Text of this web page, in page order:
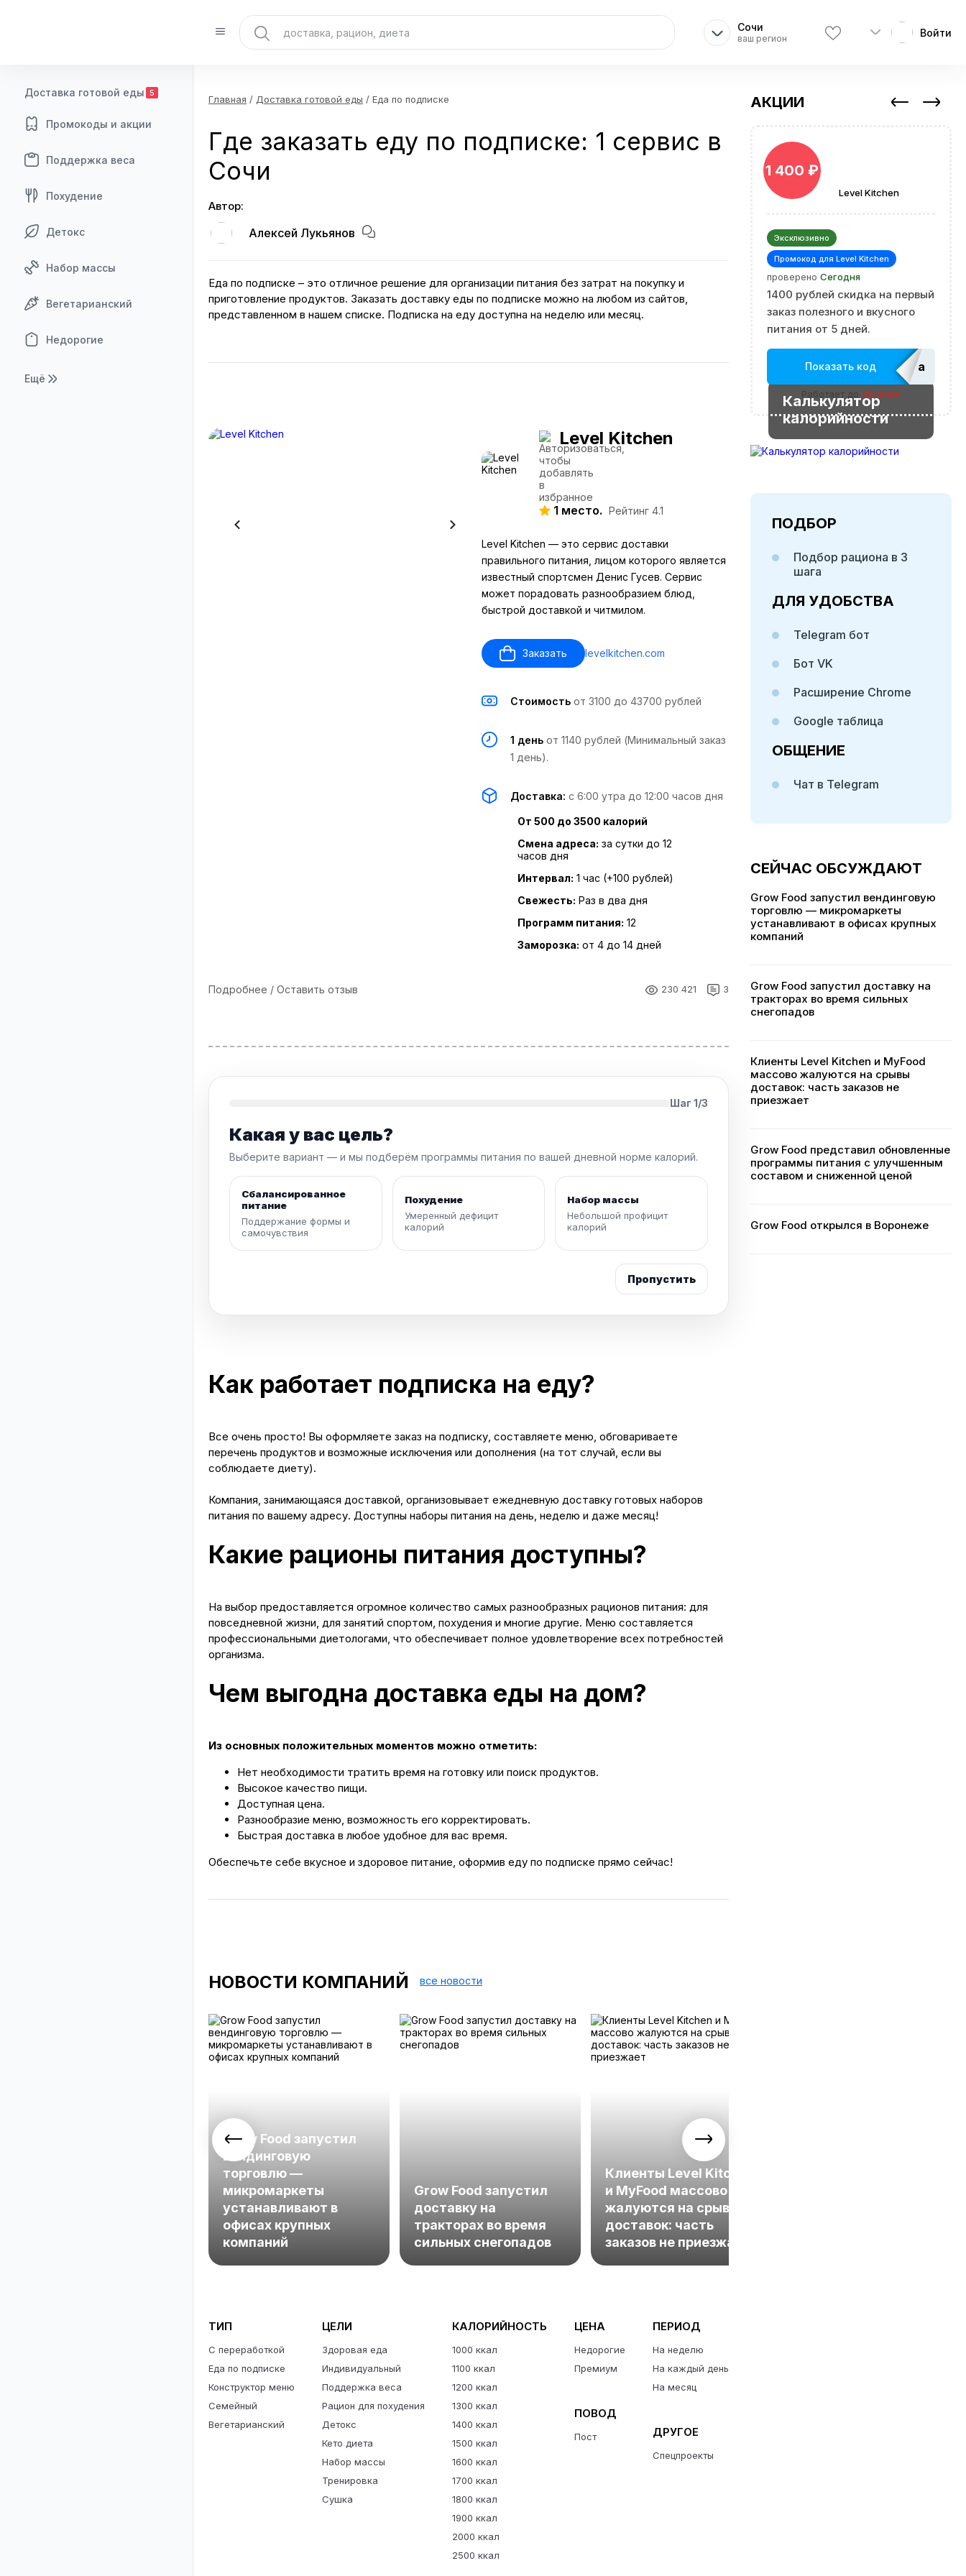
Сочи
ваш регион Войти
Доставка готовой еды 5
Промокоды и акции
Поддержка веса
Похудение
Детокс
Набор массы
Вегетарианский
Недорогие
Ещё
Главная / Доставка готовой еды / Еда по подписке
Где заказать еду по подписке: 1 сервис в
Сочи
Автор:
Алексей Лукьянов
Еда по подписке – это отличное решение для организации питания без затрат на покупку и
приготовление продуктов. Заказать доставку еды по подписке можно на любом из сайтов,
представленном в нашем списке. Подписка на еду доступна на неделю или месяц.
Level Kitchen
1 место. Рейтинг 4.1
Level Kitchen — это сервис доставки
правильного питания, лицом которого является
известный спортсмен Денис Гусев. Сервис
может порадовать разнообразием блюд,
быстрой доставкой и читмилом.
Заказать levelkitchen.com
Стоимость от 3100 до 43700 рублей
1 день от 1140 рублей (Минимальный заказ
1 день).
Доставка: с 6:00 утра до 12:00 часов дня
От 500 до 3500 калорий
Смена адреса: за сутки до 12
часов дня
Интервал: 1 час (+100 рублей)
Свежесть: Раз в два дня
Программ питания: 12
Заморозка: от 4 до 14 дней
Подробнее / Оставить отзыв 230 421 3
Шаг 1/3
Какая у вас цель?
Выберите вариант — и мы подберём программы питания по вашей дневной норме калорий.
Сбалансированное
питание
Поддержание формы и
самочувствия
Похудение
Умеренный дефицит
калорий
Набор массы
Небольшой профицит
калорий
Пропустить
Как работает подписка на еду?
Все очень просто! Вы оформляете заказ на подписку, составляете меню, обговариваете
перечень продуктов и возможные исключения или дополнения (на тот случай, если вы
соблюдаете диету).
Компания, занимающаяся доставкой, организовывает ежедневную доставку готовых наборов
питания по вашему адресу. Доступны наборы питания на день, неделю и даже месяц!
Какие рационы питания доступны?
На выбор предоставляется огромное количество самых разнообразных рационов питания: для
повседневной жизни, для занятий спортом, похудения и многие другие. Меню составляется
профессиональными диетологами, что обеспечивает полное удовлетворение всех потребностей
организма.
Чем выгодна доставка еды на дом?
Из основных положительных моментов можно отметить:
Нет необходимости тратить время на готовку или поиск продуктов.
Высокое качество пищи.
Доступная цена.
Разнообразие меню, возможность его корректировать.
Быстрая доставка в любое удобное для вас время.
Обеспечьте себе вкусное и здоровое питание, оформив еду по подписке прямо сейчас!
НОВОСТИ КОМПАНИЙ все новости
Grow Food запустил
вендинговую
торговлю —
микромаркеты
устанавливают в
офисах крупных
компаний
Grow Food запустил
доставку на
тракторах во время
сильных снегопадов
Клиенты Level Kitchen
и MyFood массово
жалуются на срывы
доставок: часть
заказов не приезжает
ТИП
С переработкой
Еда по подписке
Конструктор меню
Семейный
Вегетарианский
ЦЕЛИ
Здоровая еда
Индивидуальный
Поддержка веса
Рацион для похудения
Детокс
Кето диета
Набор массы
Тренировка
Сушка
КАЛОРИЙНОСТЬ
1000 ккал
1100 ккал
1200 ккал
1300 ккал
1400 ккал
1500 ккал
1600 ккал
1700 ккал
1800 ккал
1900 ккал
2000 ккал
2500 ккал
ЦЕНА
Недорогие
Премиум
ПОВОД
Пост
ПЕРИОД
На неделю
На каждый день
На месяц
ДРУГОЕ
Спецпроекты
АКЦИИ
Level Kitchen
1 400 ₽
Эксклюзивно
Промокод для Level Kitchen
проверено Сегодня
1400 рублей скидка на первый
заказ полезного и вкусного
питания от 5 дней.
Показать код
Работает до 30 июня
Калькулятор
калорийности
ПОДБОР
Подбор рациона в 3
шага
ДЛЯ УДОБСТВА
Telegram бот
Бот VK
Расширение Chrome
Google таблица
ОБЩЕНИЕ
Чат в Telegram
СЕЙЧАС ОБСУЖДАЮТ
Grow Food запустил вендинговую
торговлю — микромаркеты
устанавливают в офисах крупных
компаний
Grow Food запустил доставку на
тракторах во время сильных
снегопадов
Клиенты Level Kitchen и MyFood
массово жалуются на срывы
доставок: часть заказов не
приезжает
Grow Food представил обновленные
программы питания с улучшенным
составом и сниженной ценой
Grow Food открылся в Воронеже